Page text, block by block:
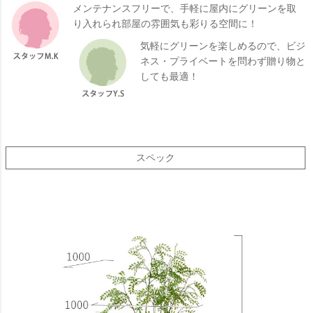
メンテナンスフリーで、手軽に屋内にグリーンを取
り入れられ部屋の雰囲気も彩りる空間に！
気軽にグリーンを楽しめるので、ビジ
ネス・プライベートを問わず贈り物と
しても最適！
スペック